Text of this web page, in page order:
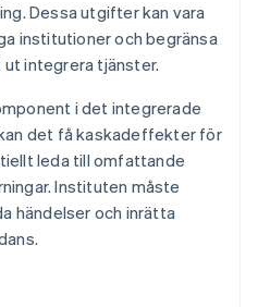
Dessa utgifter kan vara
institutioner och begränsa
integrera tjänster.
i det integrerade
det få kaskadeffekter för
leda till omfattande
Instituten måste
händelser och inrätta